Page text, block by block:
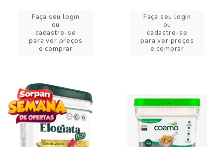
Faça seu login
ou
cadastre-se
para ver preços
e comprar
Faça seu login
ou
cadastre-se
para ver preços
e comprar